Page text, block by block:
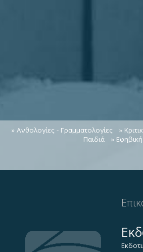
» Ανθολογίες - Γραμματολογίες »
Παιδιά
»